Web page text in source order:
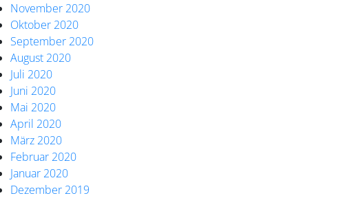
November 2020
Oktober 2020
September 2020
August 2020
Juli 2020
Juni 2020
Mai 2020
April 2020
März 2020
Februar 2020
Januar 2020
Dezember 2019